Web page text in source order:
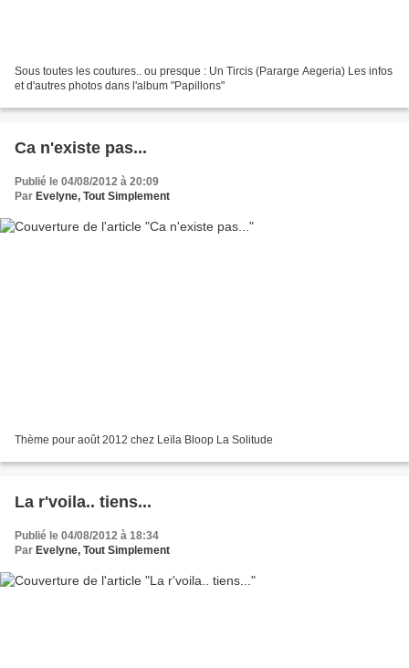
Sous toutes les coutures.. ou presque : Un Tircis (Pararge Aegeria) Les infos
et d'autres photos dans l'album "Papillons"
Ca n'existe pas...
Publié le 04/08/2012 à 20:09
Par Evelyne, Tout Simplement
Thème pour août 2012 chez Leïla Bloop La Solitude
La r'voila.. tiens...
Publié le 04/08/2012 à 18:34
Par Evelyne, Tout Simplement